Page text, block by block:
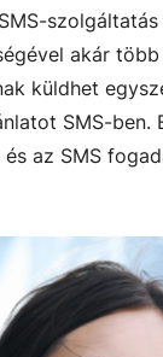
akár
küldhet
SMS-
és az SMS